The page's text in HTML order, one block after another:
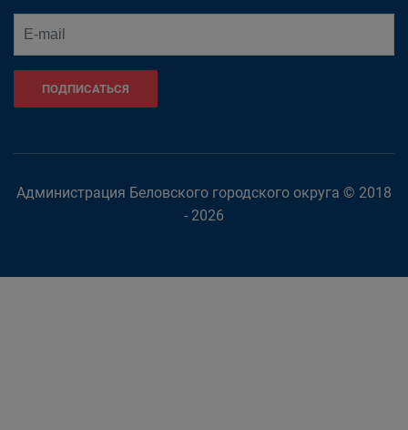
ПОДПИСАТЬСЯ
Администрация Беловского городского округа © 2018
- 2026